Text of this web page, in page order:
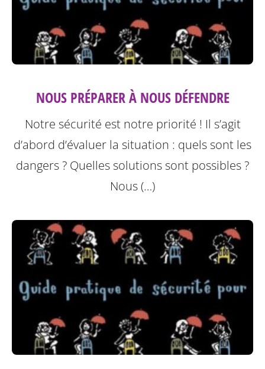
NOUS PRÉPARER À NOUS DÉFENDRE
Notre sécurité est notre priorité ! Il s’agit
d’abord d’évaluer la situation : quels sont les
dangers ? Quelles solutions sont possibles ?
Nous (…)